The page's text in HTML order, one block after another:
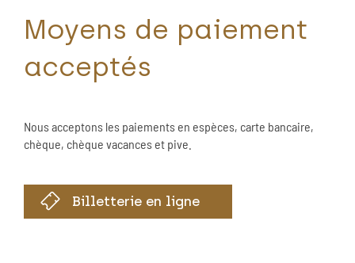
Moyens de paiement
acceptés
Nous acceptons les paiements en espèces, carte bancaire,
chèque, chèque vacances et pive.
Billetterie en ligne